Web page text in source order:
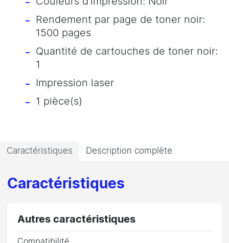
Rendement par page de toner noir:
1500 pages
Quantité de cartouches de toner noir:
1
Impression laser
1 pièce(s)
Caractéristiques Description complète
Caractéristiques
Autres caractéristiques